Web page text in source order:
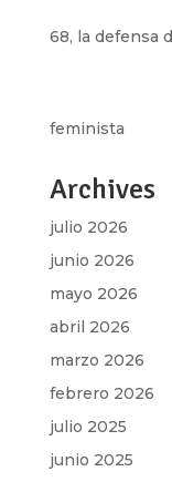
68, la defensa
feminista
Archives
julio 2026
junio 2026
mayo 2026
abril 2026
marzo 2026
febrero 2026
julio 2025
junio 2025